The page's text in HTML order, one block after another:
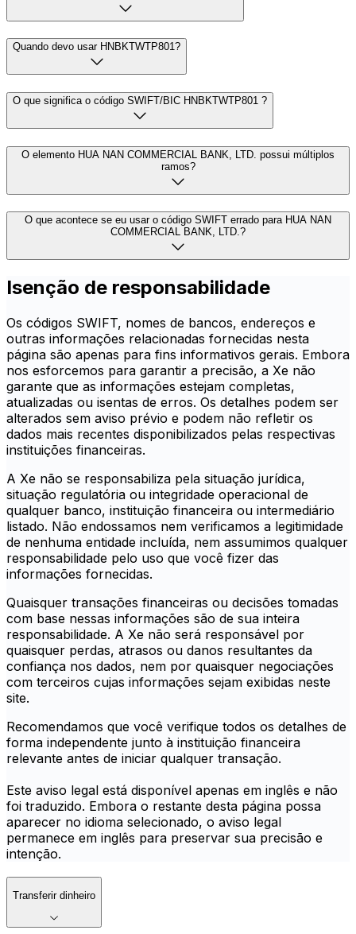
Quando devo usar HNBKTWTP801?
O que significa o código SWIFT/BIC HNBKTWTP801 ?
O elemento HUA NAN COMMERCIAL BANK, LTD. possui múltiplos
ramos?
O que acontece se eu usar o código SWIFT errado para HUA NAN
COMMERCIAL BANK, LTD.?
Isenção de responsabilidade
Os códigos SWIFT, nomes de bancos, endereços e
outras informações relacionadas fornecidas nesta
página são apenas para fins informativos gerais. Embora
nos esforcemos para garantir a precisão, a Xe não
garante que as informações estejam completas,
atualizadas ou isentas de erros. Os detalhes podem ser
alterados sem aviso prévio e podem não refletir os
dados mais recentes disponibilizados pelas respectivas
instituições financeiras.
A Xe não se responsabiliza pela situação jurídica,
situação regulatória ou integridade operacional de
qualquer banco, instituição financeira ou intermediário
listado. Não endossamos nem verificamos a legitimidade
de nenhuma entidade incluída, nem assumimos qualquer
responsabilidade pelo uso que você fizer das
informações fornecidas.
Quaisquer transações financeiras ou decisões tomadas
com base nessas informações são de sua inteira
responsabilidade. A Xe não será responsável por
quaisquer perdas, atrasos ou danos resultantes da
confiança nos dados, nem por quaisquer negociações
com terceiros cujas informações sejam exibidas neste
site.
Recomendamos que você verifique todos os detalhes de
forma independente junto à instituição financeira
relevante antes de iniciar qualquer transação.
Este aviso legal está disponível apenas em inglês e não
foi traduzido. Embora o restante desta página possa
aparecer no idioma selecionado, o aviso legal
permanece em inglês para preservar sua precisão e
intenção.
Transferir dinheiro